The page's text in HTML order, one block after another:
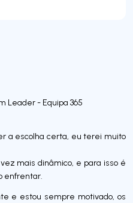
Leader - Equipa 365
a escolha certa, eu terei muito
mais dinâmico, e para isso é
enfrentar.
e estou sempre motivado, os